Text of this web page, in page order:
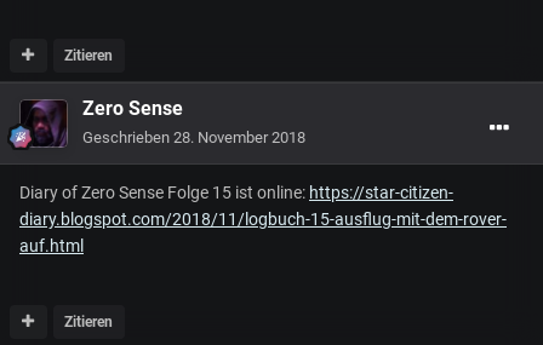
Zitieren
Zero Sense
Geschrieben 28. November 2018
Diary of Zero Sense Folge 15 ist online: https://star-citizen-
diary.blogspot.com/2018/11/logbuch-15-ausflug-mit-dem-rover-
auf.html
Zitieren